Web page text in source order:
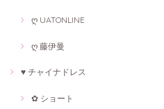
ღ UATONLINE
ღ 藤伊曼
♥ チャイナドレス
✿ ショート